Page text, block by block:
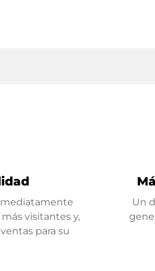
visitantes y,
para su
Un